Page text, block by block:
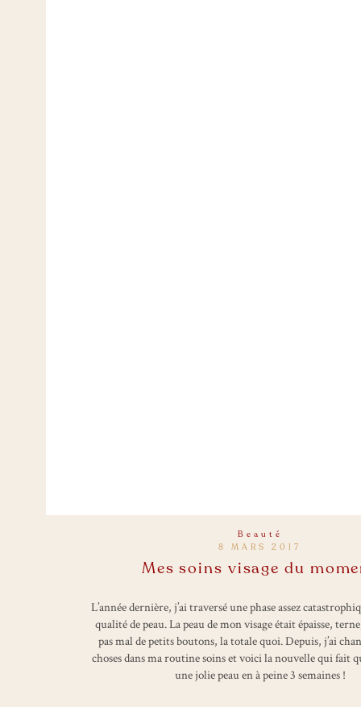
L’année dernière, j’ai traversé une phase assez
qualité de peau. La peau de mon visage était épaisse,
pas mal de petits boutons, la totale quoi. Depuis, j’ai
choses dans ma routine soins et voici la nouvelle qui fait
une jolie peau en à peine 3 semaines !
8 MARS 2017
Mes soins visage du
Beauté